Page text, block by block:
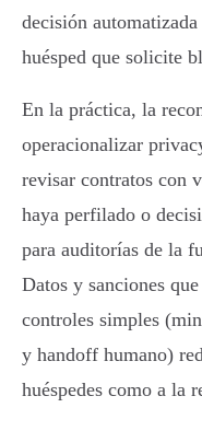
decisión
huésped que solicite
En la práctica, la
operacionalizar
revisar contratos con
haya perfilado o
para auditorías de la
Datos y sanciones
controles simples
y handoff humano)
huéspedes como a la